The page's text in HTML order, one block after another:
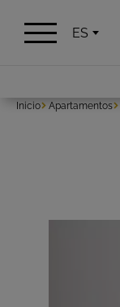
ES
Inicio Apartamentos